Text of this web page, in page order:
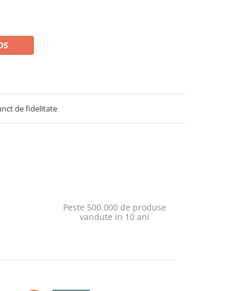
de fidelitate
Peste 500.000 de produse
vandute in 10 ani